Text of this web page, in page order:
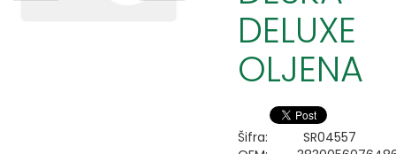
DELUXE
OLJENA
Šifra:
SR04557